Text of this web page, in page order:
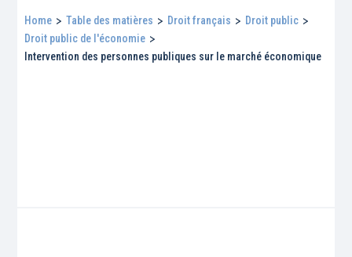
Home > Table des matières > Droit français > Droit public >
Droit public de l'économie >
Intervention des personnes publiques sur le marché économique